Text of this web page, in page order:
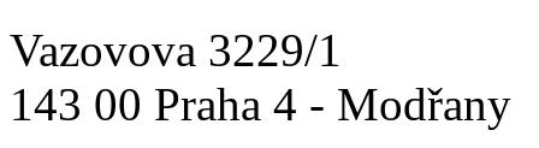
Vazovova 3229/1
143 00 Praha 4 - Modřany